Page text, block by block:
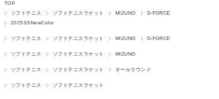
TOP
ソフトテニス
ソフトテニスラケット MIZUNO
D-FORCE
2025SSNewColor
ソフトテニス ソフトテニスラケット MIZUNO D-FORCE
ソフトテニス ソフトテニスラケット MIZUNO
ソフトテニス ソフトテニスラケット オールラウンド
ソフトテニス ソフトテニスラケット